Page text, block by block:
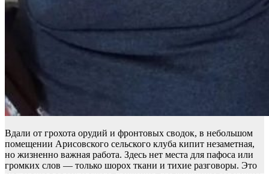
Вдали от грохота орудий и фронтовых сводок, в небольшом
помещении Арисовского сельского клуба кипит незаметная,
но жизненно важная работа. Здесь нет места для пафоса или
громких слов — только шорох ткани и тихие разговоры. Это